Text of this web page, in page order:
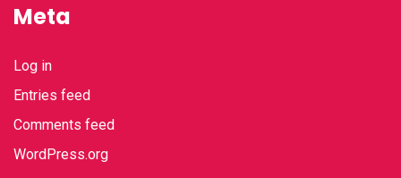
Meta
Log in
Entries feed
Comments feed
WordPress.org